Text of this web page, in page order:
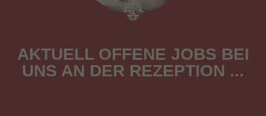
AKTUELL OFFENE JOBS BEI
UNS AN DER REZEP­TION ...